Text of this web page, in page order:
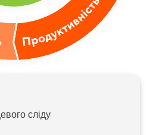
сліду